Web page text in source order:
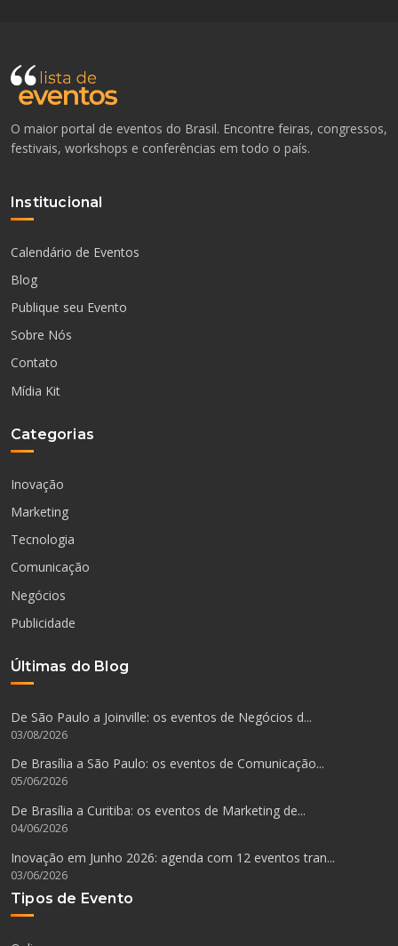
O maior portal de eventos do Brasil. Encontre feiras, congressos,
festivais, workshops e conferências em todo o país.
Institucional
Calendário de Eventos
Blog
Publique seu Evento
Sobre Nós
Contato
Mídia Kit
Categorias
Inovação
Marketing
Tecnologia
Comunicação
Negócios
Publicidade
Últimas do Blog
De São Paulo a Joinville: os eventos de Negócios d...
03/08/2026
De Brasília a São Paulo: os eventos de Comunicação...
05/06/2026
De Brasília a Curitiba: os eventos de Marketing de...
04/06/2026
Inovação em Junho 2026: agenda com 12 eventos tran...
03/06/2026
Tipos de Evento